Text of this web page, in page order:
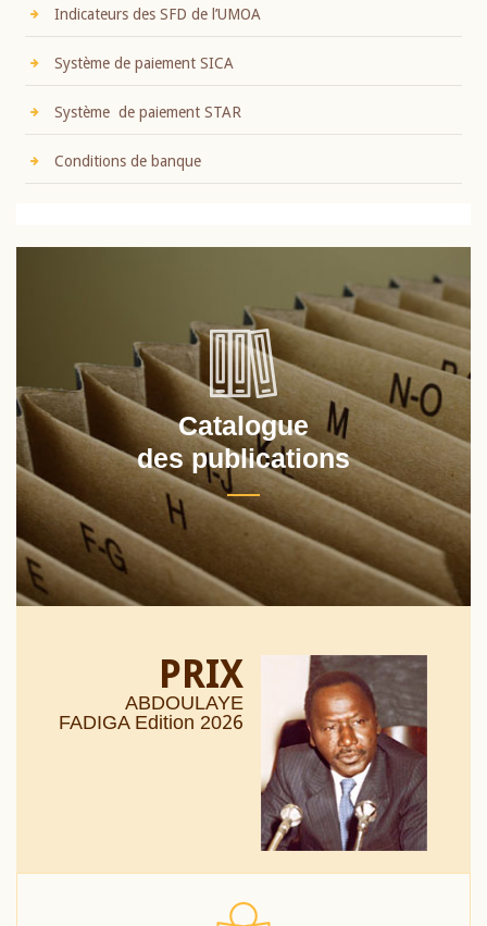
Indicateurs des SFD de l’UMOA
Système de paiement SICA
Système de paiement STAR
Conditions de banque
Catalogue
des publications
PRIX
ABDOULAYE
FADIGA Edition 2026